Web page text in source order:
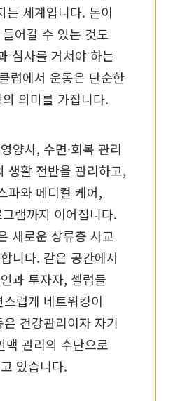
는 세계입니다. 돈이
어갈 수 있는 것도
심사를 거쳐야 하는
럽에서 운동은 단순한
의미를 가집니다.
양사, 수면·회복 관리
생활 전반을 관리하고,
파와 메디컬 케어,
램까지 이어집니다.
새로운 상류층 사교
니다. 같은 공간에서
과 투자자, 셀럽들
럽게 네트워킹이
건강관리이자 자기
맥 관리의 수단으로
있습니다.